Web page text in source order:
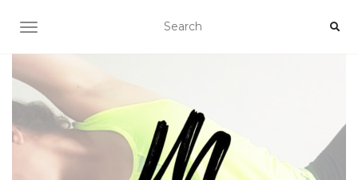
OUVRIR/FERMER LA NAVIGATION